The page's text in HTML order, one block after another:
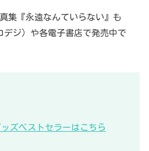
集『永遠なんていらない』も
ジ）や各電子書店で発売中で
ッズベストセラーはこちら